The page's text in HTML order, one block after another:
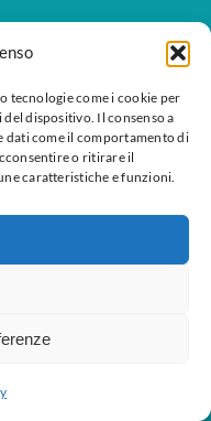
tecnologie come i cookie per
dispositivo. Il consenso a
dati come il comportamento di
o ritirare il
caratteristiche e funzioni.